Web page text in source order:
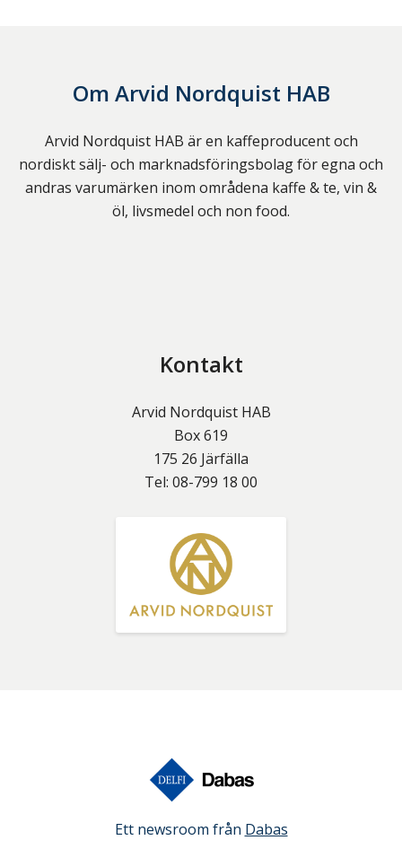
Om Arvid Nordquist HAB
Arvid Nordquist HAB är en kaffeproducent och
nordiskt sälj- och marknadsföringsbolag för egna och
andras varumärken inom områdena kaffe & te, vin &
öl, livsmedel och non food.
Kontakt
Arvid Nordquist HAB
Box 619
175 26 Järfälla
Tel: 08-799 18 00
Ett newsroom från Dabas